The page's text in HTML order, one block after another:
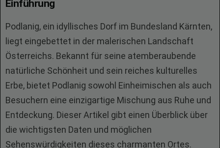
Einführung
Podlanig, ein idyllisches Dorf im Bundesland Kärnten,
liegt eingebettet in der malerischen Landschaft
Österreichs. Bekannt für seine atemberaubende
natürliche Schönheit und sein reiches kulturelles
Erbe, bietet Podlanig sowohl Einheimischen als auch
Besuchern eine einzigartige Mischung aus Ruhe und
Entdeckung. Dieser Artikel gibt einen Überblick über
die wichtigsten Daten und möglichen
Sehenswürdigkeiten dieses charmanten Ortes.